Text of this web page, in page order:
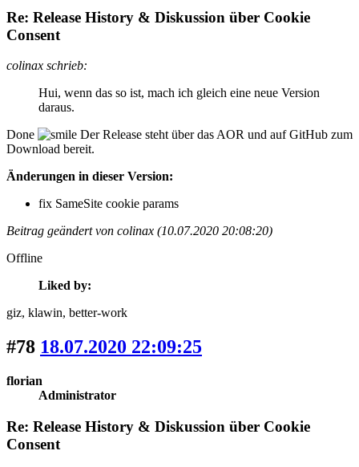
Re: Release History & Diskussion über Cookie
Consent
colinax schrieb:
Hui, wenn das so ist, mach ich gleich eine neue Version
daraus.
Done
Der Release steht über das AOR und auf GitHub zum
Download bereit.
Änderungen in dieser Version:
fix SameSite cookie params
Beitrag geändert von colinax (10.07.2020 20:08:20)
Offline
Liked by:
giz, klawin, better-work
#78 18.07.2020 22:09:25
florian
Administrator
Re: Release History & Diskussion über Cookie
Consent